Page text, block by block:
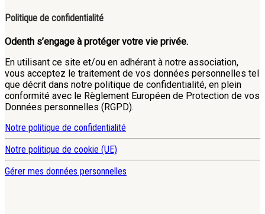
Politique de confidentialité
Odenth s’engage à protéger votre vie privée.
En utilisant ce site et/ou en adhérant à notre association,
vous acceptez le traitement de vos données personnelles tel
que décrit dans notre politique de confidentialité, en plein
conformité avec le Règlement Européen de Protection de vos
Données personnelles (RGPD).
Notre politique de confidentialité
Notre politique de cookie (UE)
Gérer mes données personnelles